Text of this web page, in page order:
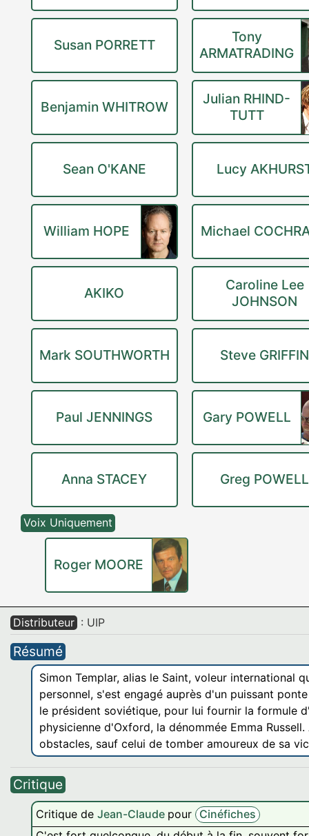
Susan PORRETT
Tony
ARMATRADING
Benjamin WHITROW
Julian RHIND-
TUTT
Sean O'KANE Lucy
William HOPE Michael
AKIKO
Caroline Lee
JOHNSON
Mark SOUTHWORTH Steve GRIFFIN
Paul JENNINGS Gary POWELL
Anna STACEY Greg POWELL
Voix Uniquement
Roger MOORE
Distributeur : UIP
Résumé
Simon Templar, alias le Saint, voleur international
personnel, s'est engagé auprès d'un puissant
le président soviétique, pour lui fournir la formule
physicienne d'Oxford, la dénommée Emma
obstacles, sauf celui de tomber amoureux de sa
Critique
Critique de Jean-Claude pour Cinéfiches